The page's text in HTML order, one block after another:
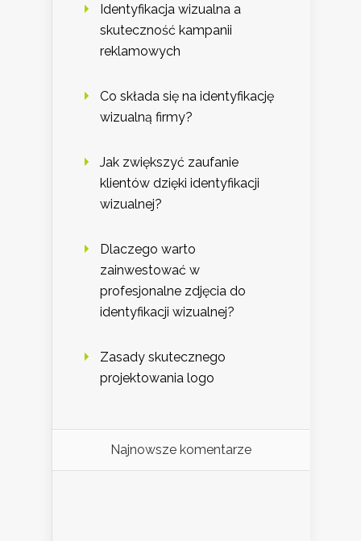
Identyfikacja wizualna a
skuteczność kampanii
reklamowych
Co składa się na identyfikację
wizualną firmy?
Jak zwiększyć zaufanie
klientów dzięki identyfikacji
wizualnej?
Dlaczego warto
zainwestować w
profesjonalne zdjęcia do
identyfikacji wizualnej?
Zasady skutecznego
projektowania logo
Najnowsze komentarze